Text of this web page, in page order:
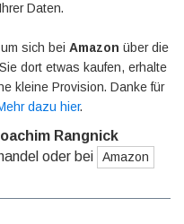
Daten.
sich bei Amazon über die
dort etwas kaufen, erhalte
kleine Provision. Danke für
dazu hier.
Rangnick
oder bei
Amazon